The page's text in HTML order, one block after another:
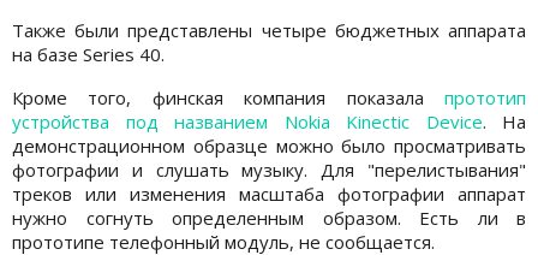
Также были представлены четыре бюджетных аппарата
на базе Series 40.
Кроме того, финская компания показала прототип
устройства под названием Nokia Kinectic Device. На
демонстрационном образце можно было просматривать
фотографии и слушать музыку. Для "перелистывания"
треков или изменения масштаба фотографии аппарат
нужно согнуть определенным образом. Есть ли в
прототипе телефонный модуль, не сообщается.